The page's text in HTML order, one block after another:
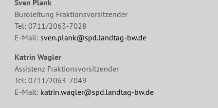
Sven Plank
Büroleitung Fraktionsvorsitzender
Tel: 0711/2063-7028
E-Mail: sven.plank@spd.landtag-bw.de
Katrin Wagler
Assistenz Fraktionsvorsitzender
Tel: 0711/2063-7049
E-Mail: katrin.wagler@spd.landtag-bw.de